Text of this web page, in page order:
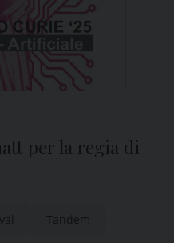
per la regia di
Tandem